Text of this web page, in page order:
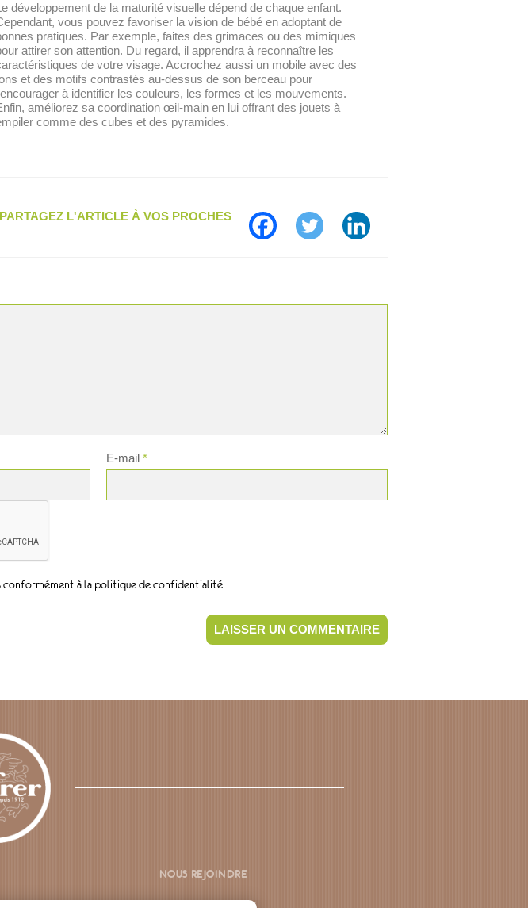
développement de la maturité visuelle dépend de chaque enfant.
vous pouvez favoriser la vision de bébé en adoptant de
pratiques. Par exemple, faites des grimaces ou des mimiques
attirer son attention. Du regard, il apprendra à reconnaître les
de votre visage. Accrochez aussi un mobile avec des
et des motifs contrastés au-dessus de son berceau pour
à identifier les couleurs, les formes et les mouvements.
améliorez sa coordination œil-main en lui offrant des jouets à
comme des cubes et des pyramides.
PARTAGEZ L'ARTICLE À VOS PROCHES
E-mail *
conformément à la politique de confidentialité
NOUS REJOINDRE